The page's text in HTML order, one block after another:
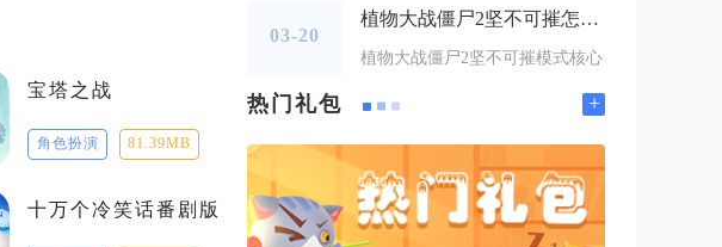
宝塔之战
角色扮演 81.39MB
十万个冷笑话番剧版
03-20
植物大战僵尸2坚不可摧怎么过
植物大战僵尸2坚不可摧模式核心
热门礼包 +